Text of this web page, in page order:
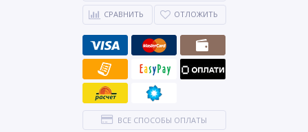
СРАВНИТЬ ОТЛОЖИТЬ
ВСЕ СПОСОБЫ ОПЛАТЫ